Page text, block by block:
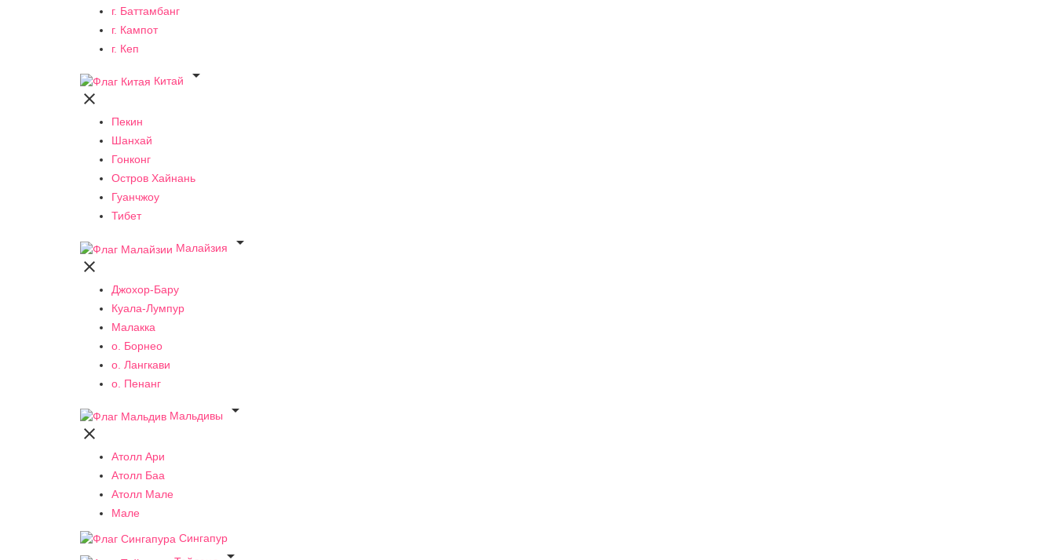
г. Баттамбанг
г. Кампот
г. Кеп
Китай


Пекин
Шанхай
Гонконг
Остров Хайнань
Гуанчжоу
Тибет
Малайзия


Джохор-Бару
Куала-Лумпур
Малакка
о. Борнео
о. Лангкави
о. Пенанг
Мальдивы


Атолл Ари
Атолл Баа
Атолл Мале
Мале
Сингапур